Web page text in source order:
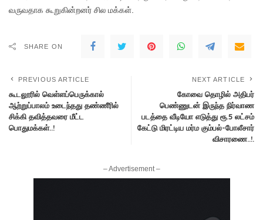
வருவதாக கூறுகின்றனர் சில மக்கள்.
SHARE ON
PREVIOUS ARTICLE
கூடலூரில் வெள்ளப்பெருக்கால்
ஆற்றுப்பாலம் உடைந்தது தண்ணீரில்
சிக்கி தவித்தவரை மீட்ட
பொதுமக்கள்..!
NEXT ARTICLE
கோவை தொழில் அதிபர்
பெண்ணுடன் இருந்த நிர்வாண
படத்தை வீடியோ எடுத்து ரூ.5 லட்சம்
கேட்டு மிரட்டிய மர்ம கும்பல்-போலீசார்
விசாரணை..!.
– Advertisement –